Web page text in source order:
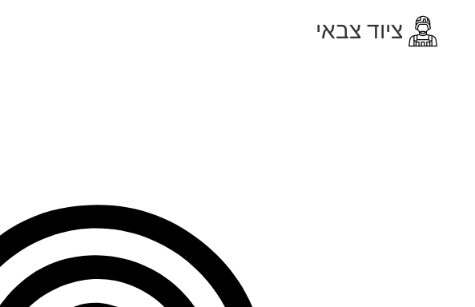
ציוד צבאי